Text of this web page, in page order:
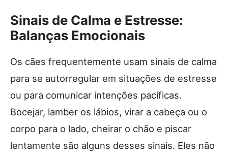
Sinais de Calma e Estresse:
Balanças Emocionais
Os cães frequentemente usam sinais de calma
para se autorregular em situações de estresse
ou para comunicar intenções pacíficas.
Bocejar, lamber os lábios, virar a cabeça ou o
corpo para o lado, cheirar o chão e piscar
lentamente são alguns desses sinais. Eles não